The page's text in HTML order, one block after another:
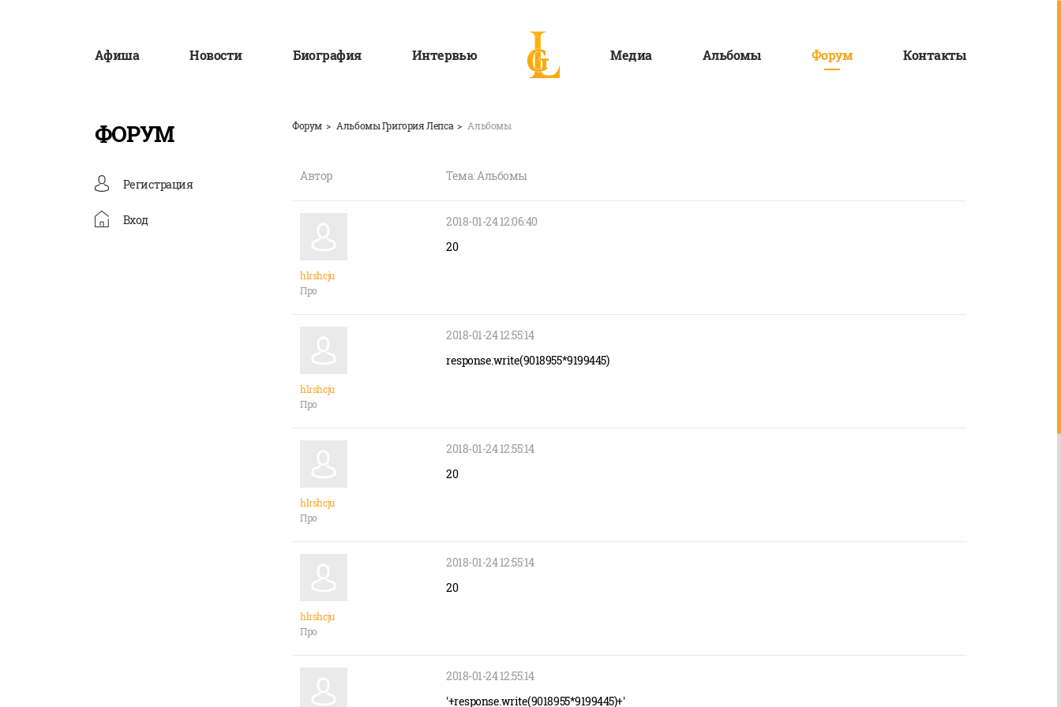
Афиша Новости Биография Интервью Медиа Альбомы Форум Контакты
ФОРУМ
Регистрация
Вход
Форум Альбомы Григория Лепса Альбомы
Автор Тема: Альбомы
hlrshcju
Про
2018-01-24 12:06:40
20
hlrshcju
Про
2018-01-24 12:55:14
response.write(9018955*9199445)
hlrshcju
Про
2018-01-24 12:55:14
20
hlrshcju
Про
2018-01-24 12:55:14
20
2018-01-24 12:55:14
'+response.write(9018955*9199445)+'